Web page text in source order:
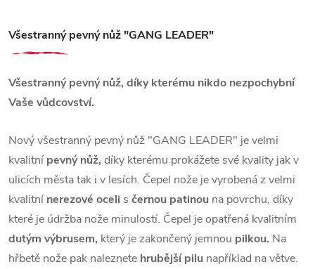
Všestranný pevný nůž "GANG LEADER"
Všestranný pevný nůž, díky kterému nikdo nezpochybní
Vaše vůdcovství.
Nový všestranný pevný nůž "GANG LEADER" je velmi
kvalitní pevný nůž, díky kterému prokážete své kvality jak v
ulicích města tak i v lesích. Čepel nože je vyrobená z velmi
kvalitní nerezové oceli s černou patinou na povrchu, díky
které je údržba nože minulostí. Čepel je opatřená kvalitním
dutým výbrusem, který je zakončený jemnou pilkou. Na
hřbetě nože pak naleznete hrubější pilu například na větve.